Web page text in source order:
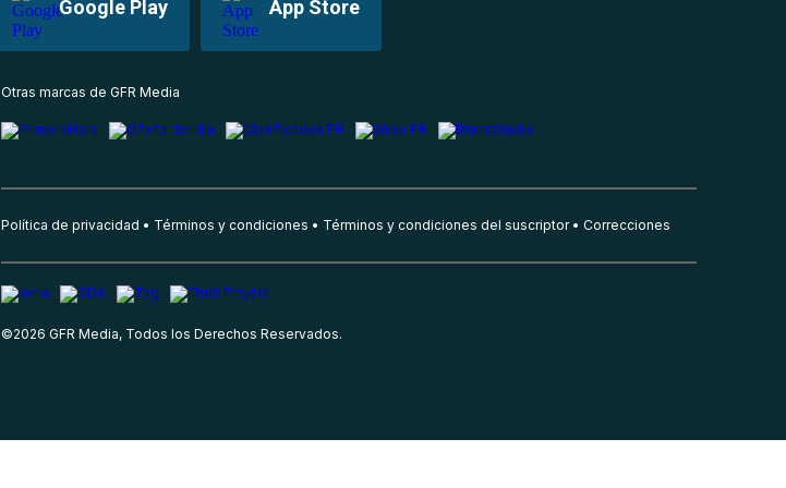
Google Play App Store
Otras marcas de GFR Media
Política de privacidad Términos y condiciones Términos y condiciones del suscriptor Correcciones
©2026 GFR Media, Todos los Derechos Reservados.